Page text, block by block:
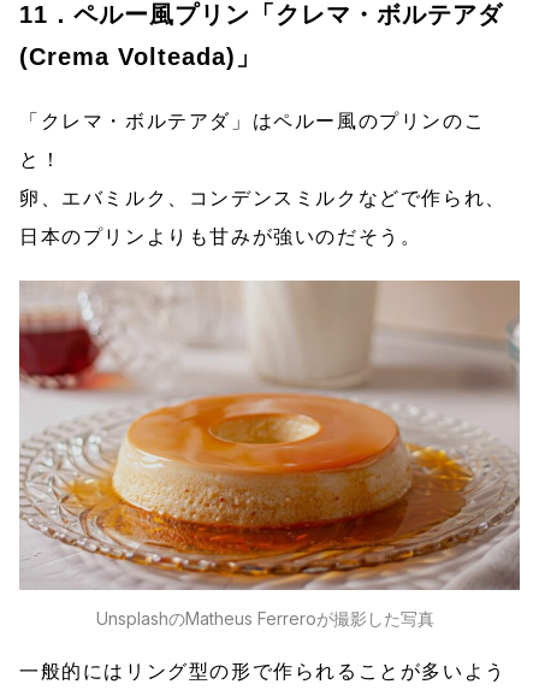
11．ペルー風プリン「クレマ・ボルテアダ
(Crema Volteada)」
「クレマ・ボルテアダ」はペルー風のプリンのこ
と！
卵、エバミルク、コンデンスミルクなどで作られ、
日本のプリンよりも甘みが強いのだそう。
UnsplashのMatheus Ferreroが撮影した写真
一般的にはリング型の形で作られることが多いよう